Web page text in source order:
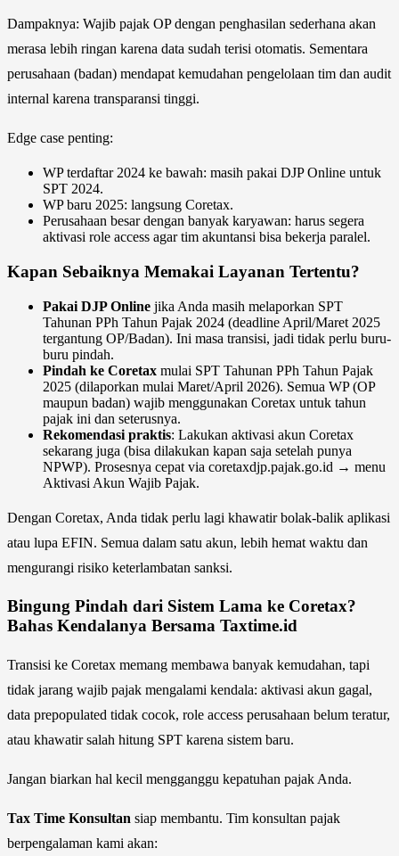
Dampaknya: Wajib pajak OP dengan penghasilan sederhana akan
merasa lebih ringan karena data sudah terisi otomatis. Sementara
perusahaan (badan) mendapat kemudahan pengelolaan tim dan audit
internal karena transparansi tinggi.
Edge case penting:
WP terdaftar 2024 ke bawah: masih pakai DJP Online untuk
SPT 2024.
WP baru 2025: langsung Coretax.
Perusahaan besar dengan banyak karyawan: harus segera
aktivasi role access agar tim akuntansi bisa bekerja paralel.
Kapan Sebaiknya Memakai Layanan Tertentu?
Pakai DJP Online jika Anda masih melaporkan SPT
Tahunan PPh Tahun Pajak 2024 (deadline April/Maret 2025
tergantung OP/Badan). Ini masa transisi, jadi tidak perlu buru-
buru pindah.
Pindah ke Coretax mulai SPT Tahunan PPh Tahun Pajak
2025 (dilaporkan mulai Maret/April 2026). Semua WP (OP
maupun badan) wajib menggunakan Coretax untuk tahun
pajak ini dan seterusnya.
Rekomendasi praktis: Lakukan aktivasi akun Coretax
sekarang juga (bisa dilakukan kapan saja setelah punya
NPWP). Prosesnya cepat via coretaxdjp.pajak.go.id → menu
Aktivasi Akun Wajib Pajak.
Dengan Coretax, Anda tidak perlu lagi khawatir bolak-balik aplikasi
atau lupa EFIN. Semua dalam satu akun, lebih hemat waktu dan
mengurangi risiko keterlambatan sanksi.
Bingung Pindah dari Sistem Lama ke Coretax?
Bahas Kendalanya Bersama Taxtime.id
Transisi ke Coretax memang membawa banyak kemudahan, tapi
tidak jarang wajib pajak mengalami kendala: aktivasi akun gagal,
data prepopulated tidak cocok, role access perusahaan belum teratur,
atau khawatir salah hitung SPT karena sistem baru.
Jangan biarkan hal kecil mengganggu kepatuhan pajak Anda.
Tax Time Konsultan siap membantu. Tim konsultan pajak
berpengalaman kami akan: